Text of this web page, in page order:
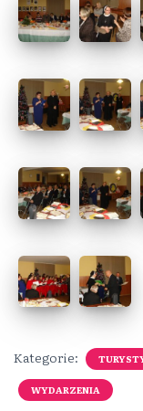
Kategorie:
WYDARZENIA